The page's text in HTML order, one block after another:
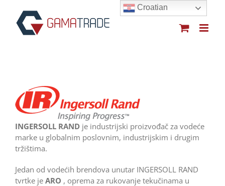
content
INGERSOLL RAND je industrijski proizvođač za vodeće
marke u globalnim poslovnim, industrijskim i drugim
tržištima.
Jedan od vodećih brendova unutar INGERSOLL RAND
tvrtke je ARO , oprema za rukovanje tekučinama u
Croatian